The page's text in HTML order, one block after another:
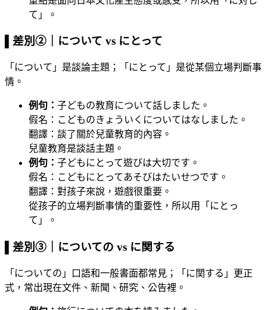
て」。
▌差別②｜について vs にとって
「について」是談論主題；「にとって」是從某個立場判斷事
情。
例句： 子どもの教育について話しました。
假名：こどものきょういくについてはなしました。
翻譯：談了關於兒童教育的內容。
兒童教育是談話主題。
例句： 子どもにとって遊びは大切です。
假名：こどもにとってあそびはたいせつです。
翻譯：對孩子來說，遊戲很重要。
從孩子的立場判斷事情的重要性，所以用「にとっ
て」。
▌差別③｜についての vs に関する
「についての」口語和一般書面都常見；「に関する」更正
式，常出現在文件、新聞、研究、公告裡。